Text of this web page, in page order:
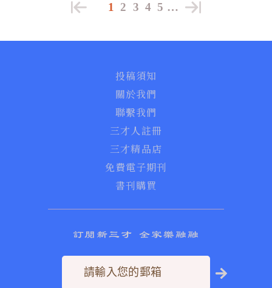
1 2 3 4 5 …
投稿須知
關於我們
聯繫我們
三才人註冊
三才精品店
免費電子期刊
書刊購買
訂閱新三才 全家樂融融